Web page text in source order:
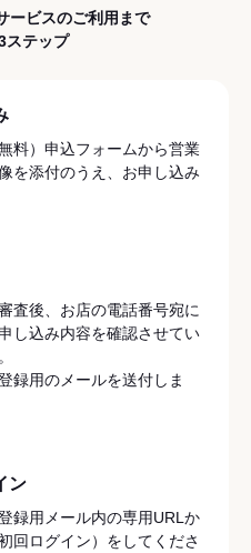
ービスのご利用まで
ステップ
料）申込フォームから営業
を添付のうえ、お申し込み
査後、お店の電話番号宛に
し込み内容を確認させてい
録用のメールを送付しま
ン
録用メール内の専用URLか
回ログイン）をしてくださ